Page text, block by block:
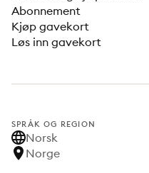
Abonnement
Kjøp gavekort
Løs inn gavekort
SPRÅK OG REGION
Norsk
Norge